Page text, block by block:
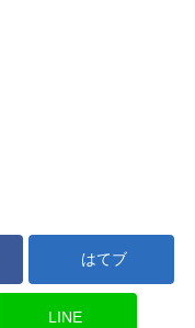
はてブ
LINE